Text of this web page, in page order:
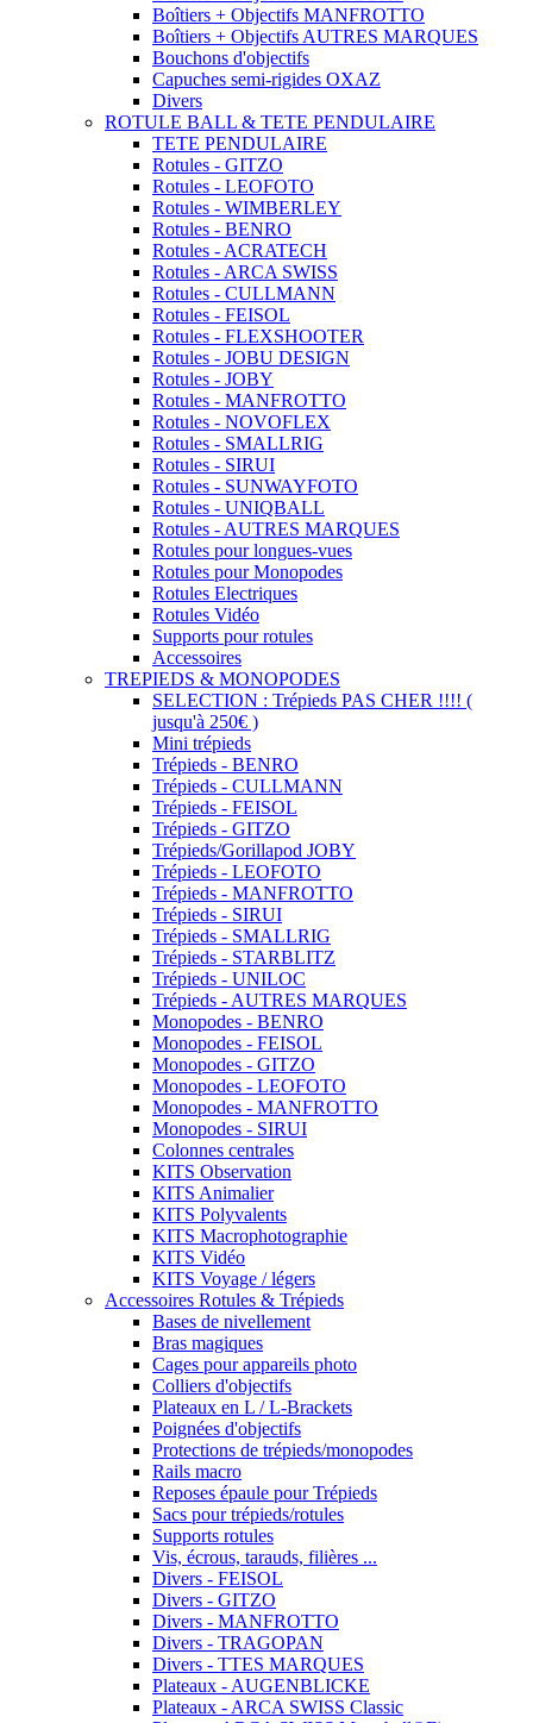
Boîtiers + Objectifs MANFROTTO
Boîtiers + Objectifs AUTRES MARQUES
Bouchons d'objectifs
Capuches semi-rigides OXAZ
Divers
ROTULE BALL & TETE PENDULAIRE
TETE PENDULAIRE
Rotules - GITZO
Rotules - LEOFOTO
Rotules - WIMBERLEY
Rotules - BENRO
Rotules - ACRATECH
Rotules - ARCA SWISS
Rotules - CULLMANN
Rotules - FEISOL
Rotules - FLEXSHOOTER
Rotules - JOBU DESIGN
Rotules - JOBY
Rotules - MANFROTTO
Rotules - NOVOFLEX
Rotules - SMALLRIG
Rotules - SIRUI
Rotules - SUNWAYFOTO
Rotules - UNIQBALL
Rotules - AUTRES MARQUES
Rotules pour longues-vues
Rotules pour Monopodes
Rotules Electriques
Rotules Vidéo
Supports pour rotules
Accessoires
TREPIEDS & MONOPODES
SELECTION : Trépieds PAS CHER !!!! (
jusqu'à 250€ )
Mini trépieds
Trépieds - BENRO
Trépieds - CULLMANN
Trépieds - FEISOL
Trépieds - GITZO
Trépieds/Gorillapod JOBY
Trépieds - LEOFOTO
Trépieds - MANFROTTO
Trépieds - SIRUI
Trépieds - SMALLRIG
Trépieds - STARBLITZ
Trépieds - UNILOC
Trépieds - AUTRES MARQUES
Monopodes - BENRO
Monopodes - FEISOL
Monopodes - GITZO
Monopodes - LEOFOTO
Monopodes - MANFROTTO
Monopodes - SIRUI
Colonnes centrales
KITS Observation
KITS Animalier
KITS Polyvalents
KITS Macrophotographie
KITS Vidéo
KITS Voyage / légers
Accessoires Rotules & Trépieds
Bases de nivellement
Bras magiques
Cages pour appareils photo
Colliers d'objectifs
Plateaux en L / L-Brackets
Poignées d'objectifs
Protections de trépieds/monopodes
Rails macro
Reposes épaule pour Trépieds
Sacs pour trépieds/rotules
Supports rotules
Vis, écrous, tarauds, filières ...
Divers - FEISOL
Divers - GITZO
Divers - MANFROTTO
Divers - TRAGOPAN
Divers - TTES MARQUES
Plateaux - AUGENBLICKE
Plateaux - ARCA SWISS Classic